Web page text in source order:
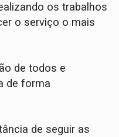
os trabalhos
o serviço o mais
de todos e
de forma
de seguir as